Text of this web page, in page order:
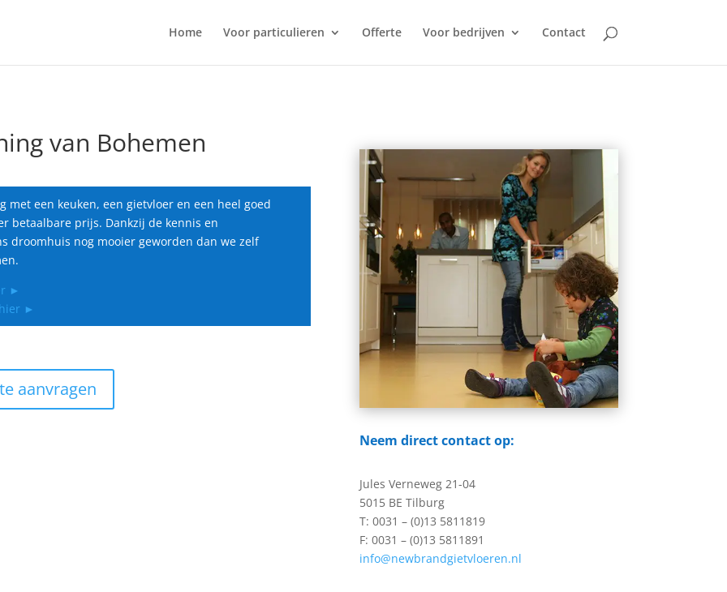
Home Voor particulieren Offerte Voor bedrijven Contact
van Bohemen
met een keuken, een gietvloer en een heel goed
betaalbare prijs. Dankzij de kennis en
droomhuis nog mooier geworden dan we zelf
►
►
aanvragen
Neem direct contact op:
Jules Verneweg 21-04
5015 BE Tilburg
T: 0031 – (0)13 5811819
F: 0031 – (0)13 5811891
info@newbrandgietvloeren.nl